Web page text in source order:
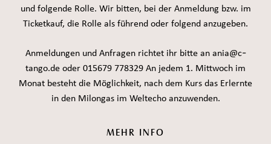
und folgende Rolle. Wir bitten, bei der Anmeldung bzw. im
Ticketkauf, die Rolle als führend oder folgend anzugeben.
Anmeldungen und Anfragen richtet ihr bitte an ania@c-
tango.de oder 015679 778329 An jedem 1. Mittwoch im
Monat besteht die Möglichkeit, nach dem Kurs das Erlernte
in den Milongas im Weltecho anzuwenden.
MEHR INFO